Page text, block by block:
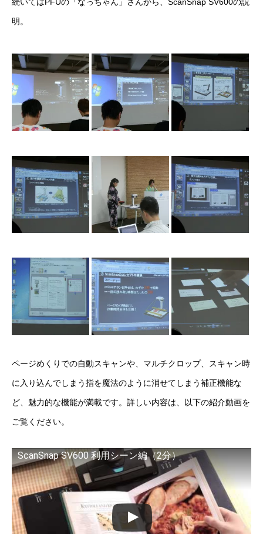
明。
ページめくりでの自動スキャンや、マルチクロップ、スキャン時
に入り込んでしまう指を魔法のように消せてしまう補正機能な
ど、魅力的な機能が満載です。詳しい内容は、以下の紹介動画を
ご覧ください。
ScanSnap SV600 利用シーン編（2分）